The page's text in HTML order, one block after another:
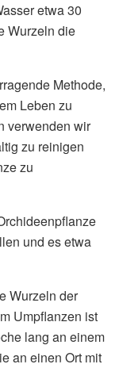
etwa 30
Wurzeln die
Methode,
Leben zu
verwenden wir
zu reinigen
zu
und es etwa
Wurzeln der
Umpflanzen ist
lang an einem
an einen Ort mit